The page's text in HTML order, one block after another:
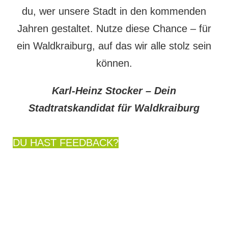
du, wer unsere Stadt in den kommenden
Jahren gestaltet. Nutze diese Chance – für
ein Waldkraiburg, auf das wir alle stolz sein
können.
Karl-Heinz Stocker – Dein
Stadtratskandidat für Waldkraiburg
DU HAST FEEDBACK?